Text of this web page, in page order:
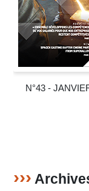
N°43 -
›››